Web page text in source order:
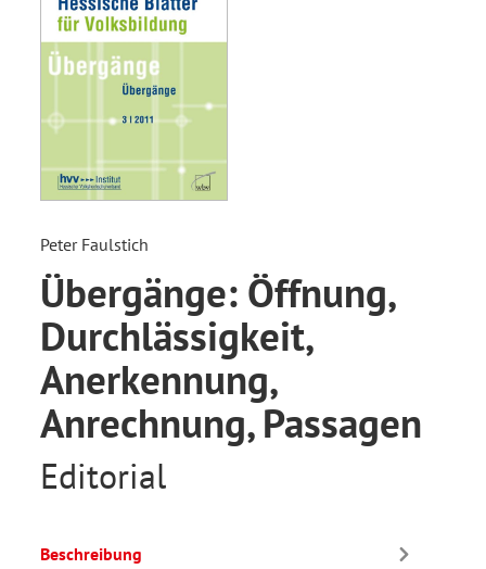
Peter Faulstich
Übergänge: Öffnung,
Durchlässigkeit,
Anerkennung,
Anrechnung, Passagen
Editorial
Beschreibung